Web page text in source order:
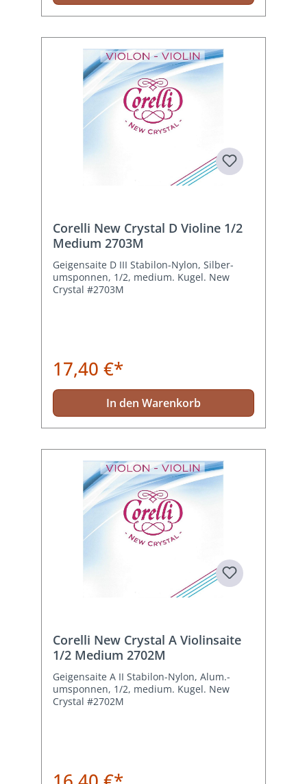
Corelli New Crystal D Violine 1/2
Medium 2703M
Geigensaite D III Stabilon-Nylon, Silber-
umsponnen, 1/2, medium. Kugel. New
Crystal #2703M
17,40 €*
In den Warenkorb
Corelli New Crystal A Violinsaite
1/2 Medium 2702M
Geigensaite A II Stabilon-Nylon, Alum.-
umsponnen, 1/2, medium. Kugel. New
Crystal #2702M